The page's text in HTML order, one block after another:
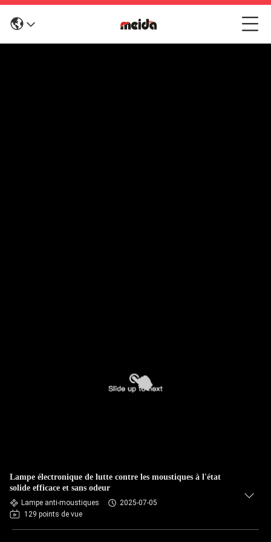
Lampe électronique de lutte contre les moustiques à l'état
solide efficace et sans odeur
Lampe anti-moustiques
2025-07-05
129 points de vue